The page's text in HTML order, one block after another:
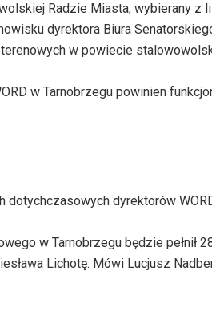
Radzie Miasta, wybierany z
dyrektora Biura
w powiecie
w Tarnobrzegu powinien
dotychczasowych dyrektorów
w Tarnobrzegu będzie pełnił
Lichotę. Mówi Lucjusz